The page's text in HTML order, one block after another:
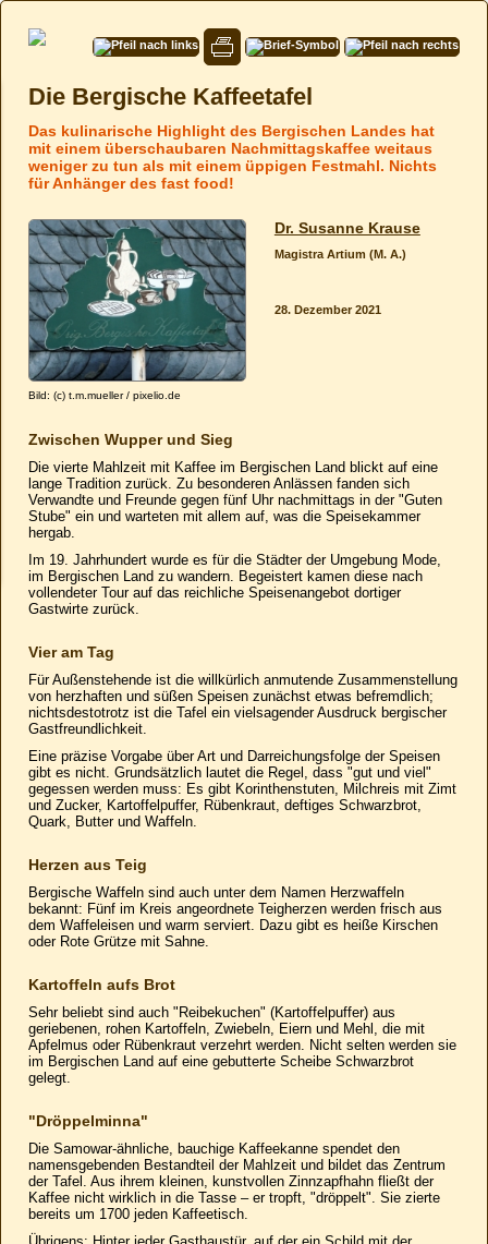
Die Bergische Kaffeetafel
Das kulinarische Highlight des Bergischen Landes hat
mit einem überschaubaren Nachmittagskaffee weitaus
weniger zu tun als mit einem üppigen Festmahl. Nichts
für Anhänger des fast food!
Dr. Susanne Krause
Magistra Artium (M. A.)
28. Dezember 2021
Bild: (c) t.m.mueller / pixelio.de
Zwischen Wupper und Sieg
Die vierte Mahlzeit mit Kaffee im Bergischen Land blickt auf eine
lange Tradition zurück. Zu besonderen Anlässen fanden sich
Verwandte und Freunde gegen fünf Uhr nachmittags in der "Guten
Stube" ein und warteten mit allem auf, was die Speisekammer
hergab.
Im 19. Jahrhundert wurde es für die Städter der Umgebung Mode,
im Bergischen Land zu wandern. Begeistert kamen diese nach
vollendeter Tour auf das reichliche Speisenangebot dortiger
Gastwirte zurück.
Vier am Tag
Für Außenstehende ist die willkürlich anmutende Zusammenstellung
von herzhaften und süßen Speisen zunächst etwas befremdlich;
nichtsdestotrotz ist die Tafel ein vielsagender Ausdruck bergischer
Gastfreundlichkeit.
Eine präzise Vorgabe über Art und Darreichungsfolge der Speisen
gibt es nicht. Grundsätzlich lautet die Regel, dass "gut und viel"
gegessen werden muss: Es gibt Korinthenstuten, Milchreis mit Zimt
und Zucker, Kartoffelpuffer, Rübenkraut, deftiges Schwarzbrot,
Quark, Butter und Waffeln.
Herzen aus Teig
Bergische Waffeln sind auch unter dem Namen Herzwaffeln
bekannt: Fünf im Kreis angeordnete Teigherzen werden frisch aus
dem Waffeleisen und warm serviert. Dazu gibt es heiße Kirschen
oder Rote Grütze mit Sahne.
Kartoffeln aufs Brot
Sehr beliebt sind auch "Reibekuchen" (Kartoffelpuffer) aus
geriebenen, rohen Kartoffeln, Zwiebeln, Eiern und Mehl, die mit
Apfelmus oder Rübenkraut verzehrt werden. Nicht selten werden sie
im Bergischen Land auf eine gebutterte Scheibe Schwarzbrot
gelegt.
"Dröppelminna"
Die Samowar-ähnliche, bauchige Kaffeekanne spendet den
namensgebenden Bestandteil der Mahlzeit und bildet das Zentrum
der Tafel. Aus ihrem kleinen, kunstvollen Zinnzapfhahn fließt der
Kaffee nicht wirklich in die Tasse – er tropft, "dröppelt". Sie zierte
bereits um 1700 jeden Kaffeetisch.